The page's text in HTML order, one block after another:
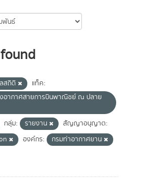
สถิติ
แท็ค:
อากาศสายการบินพาณิชย์ ณ ปลาย
กลุ่ม: รายงาน
สัญญาอนุญาต:
องค์กร:
กรมท่าอากาศยาน